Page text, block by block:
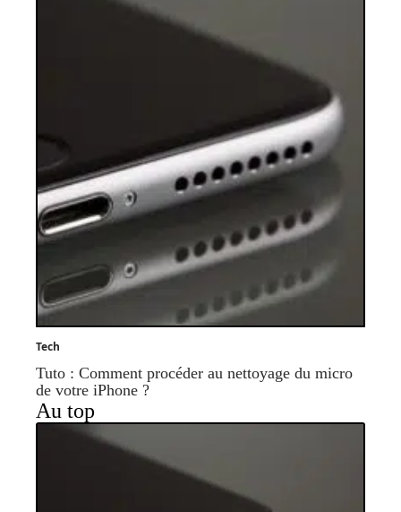
Tech
Tuto : Comment procéder au nettoyage du micro
de votre iPhone ?
Au top